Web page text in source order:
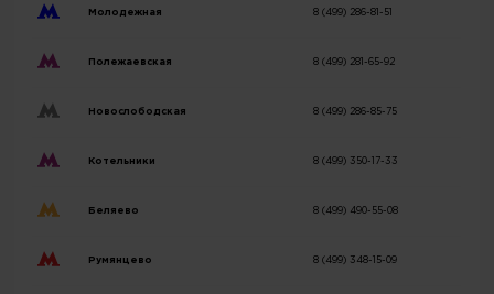
Молодежная 8 (499) 286-81-51
Полежаевская 8 (499) 281-65-92
Новослободская 8 (499) 286-85-75
Котельники 8 (499) 350-17-33
Беляево 8 (499) 490-55-08
Румянцево 8 (499) 348-15-09